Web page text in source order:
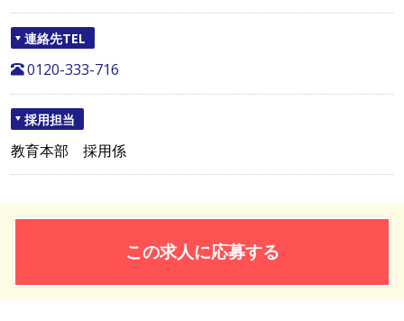
連絡先TEL
0120-333-716
採用担当
教育本部 採用係
この求人に応募する